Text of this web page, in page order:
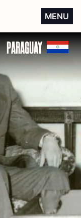
MENU
PARAGUAY